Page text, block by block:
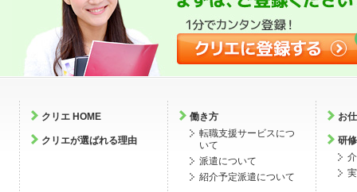
クリエ HOME
クリエが選ばれる理由
働き方
転職支援サービスにつ
いて
派遣について
紹介予定派遣について
お
研